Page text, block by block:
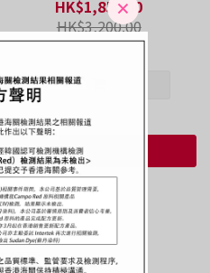
HK$1,850.00
HK$3,200.00
更多
優惠